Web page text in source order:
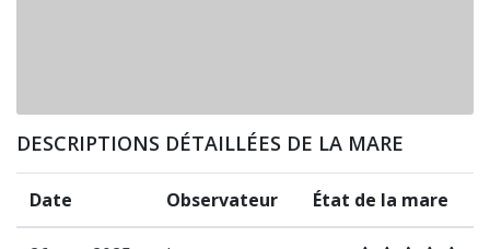
DESCRIPTIONS DÉTAILLÉES DE LA MARE
Date Observateur État de la mare